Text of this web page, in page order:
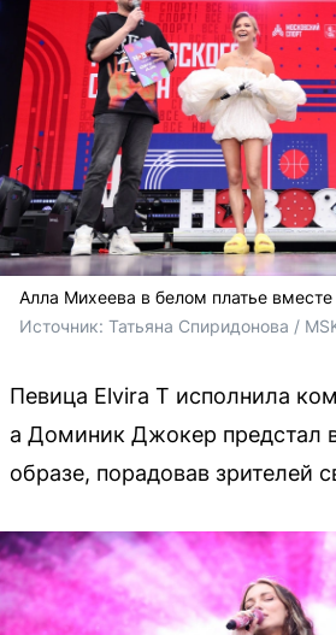
Алла Михеева в белом платье
Источник: Татьяна Спиридонова /
Певица Elvira T исполнила
а Доминик Джокер предстал
образе, порадовав зрителей